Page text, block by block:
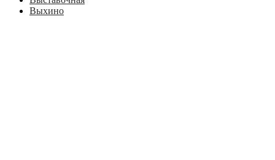
Выхино